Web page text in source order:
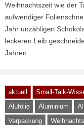
Weihnachtszeit wie der
aufwendiger
Jahr unzähligen
leckeren Leib
Jahren.
aktuell
Small-Talk-
Alufolie
Aluminium
Verpackung